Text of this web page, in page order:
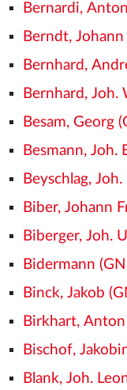
Bernardi,
Berndt,
Bernhard,
Bernhard, Joh.
Besam, Georg
Besmann, Joh.
Beyschlag,
Biber, Johann
Biberger, Joh.
Bidermann
Binck, Jakob
Birkhart,
Bischof,
Blank, Joh.